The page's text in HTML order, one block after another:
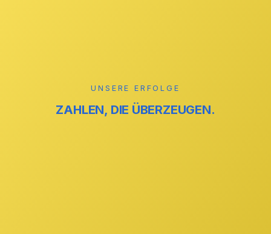
UNSERE ERFOLGE
ZAHLEN, DIE ÜBERZEUGEN.